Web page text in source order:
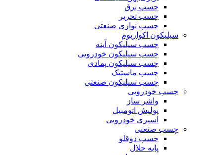
چسب برق
چسب تحریر
چسب نواری صنعتی
سیلیکون اکواریوم
چسب سیلیکون آینه
چسب سیلیکون خودرویی
چسب سیلیکون پمادی
چسب ماستیک
چسب سیلیکون صنعتی
چسب خودرویی
واشر ساز
پولیش اتومبیل
اسپری خودرویی
چسب صنعتی
چسب دوقلو
پایه حلال